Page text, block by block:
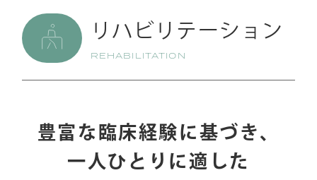
リハビリテーション
REHABILITATION
豊富な臨床経験に基づき、
一人ひとりに適した